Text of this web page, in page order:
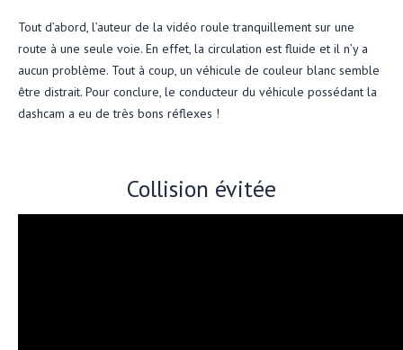
Tout d’abord, l’auteur de la vidéo roule tranquillement sur une
route à une seule voie. En effet, la circulation est fluide et il n’y a
aucun problème. Tout à coup, un véhicule de couleur blanc semble
être distrait. Pour conclure, le conducteur du véhicule possédant la
dashcam a eu de très bons réflexes !
Collision évitée